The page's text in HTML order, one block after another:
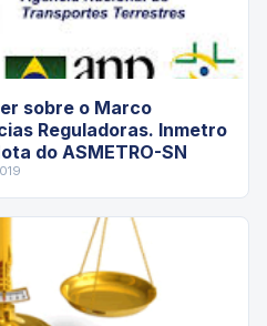
sobre o Marco
Reguladoras. Inmetro
do ASMETRO-SN